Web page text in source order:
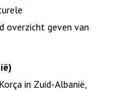
overzicht geven van
in Zuid-Albanië,